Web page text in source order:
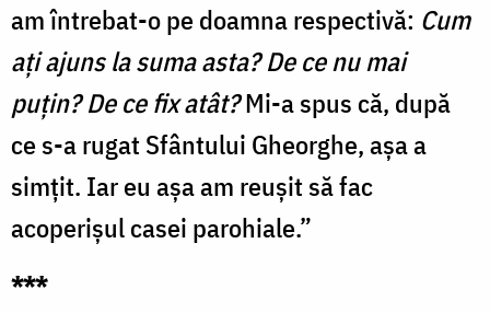
am întrebat-o pe doamna respectivă: Cum
ați ajuns la suma asta? De ce nu mai
puțin? De ce fix atât?Mi-a spus că, după
ce s-a rugat Sfântului Gheorghe, așa a
simțit. Iar eu așa am reușit să fac
acoperișul casei parohiale.”
***